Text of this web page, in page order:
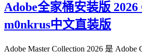
Adobe全家桶安装版
m0nkrus中文直装版
Adobe Master Collection 2026 是 Adobe